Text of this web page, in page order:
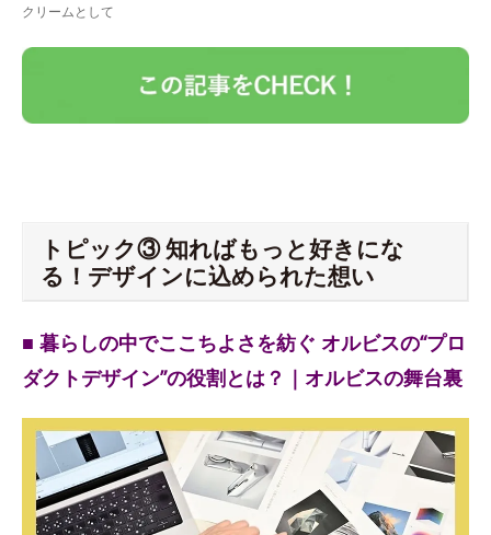
クリームとして
トピック③ 知ればもっと好きにな
る！デザインに込められた想い
■ 暮らしの中でここちよさを紡ぐ オルビスの“プロ
ダクトデザイン”の役割とは？｜オルビスの舞台裏